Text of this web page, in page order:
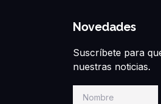
Novedades
Suscríbete para
nuestras noticias.
Nombre